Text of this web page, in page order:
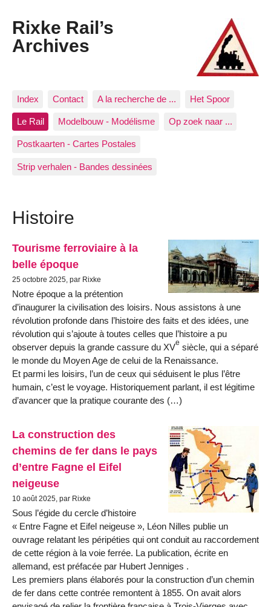
Rixke Rail’s
Archives
Index Contact A la recherche de ... Het Spoor
Le Rail Modelbouw - Modélisme Op zoek naar ...
Postkaarten - Cartes Postales
Strip verhalen - Bandes dessinées
Histoire
Tourisme ferroviaire à la
belle époque
25 octobre 2025, par Rixke
Notre époque a la prétention
d’inaugurer la civilisation des loisirs. Nous assistons à une
révolution profonde dans l’histoire des faits et des idées, une
révolution qui s’ajoute à toutes celles que l’histoire a pu
observer depuis la grande cassure du XVe siècle, qui a séparé
le monde du Moyen Age de celui de la Renaissance.
Et parmi les loisirs, l’un de ceux qui séduisent le plus l’être
humain, c’est le voyage. Historiquement parlant, il est légitime
d’avancer que la pratique courante des (…)
La construction des
chemins de fer dans le pays
d’entre Fagne el Eifel
neigeuse
10 août 2025, par Rixke
Sous l’égide du cercle d’histoire
« Entre Fagne et Eifel neigeuse », Léon Nilles publie un
ouvrage relatant les péripéties qui ont conduit au raccordement
de cette région à la voie ferrée. La publication, écrite en
allemand, est préfacée par Hubert Jenniges .
Les premiers plans élaborés pour la construction d’un chemin
de fer dans cette contrée remontent à 1855. On avait alors